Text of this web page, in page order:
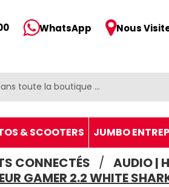
WhatsApp Nous
& SCOOTERS JUMBO
CONNECTÉS AUDIO |
GAMER 2.2 WHITE